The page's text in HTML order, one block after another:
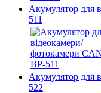
Акумулятор для
511
Акумулятор для
522